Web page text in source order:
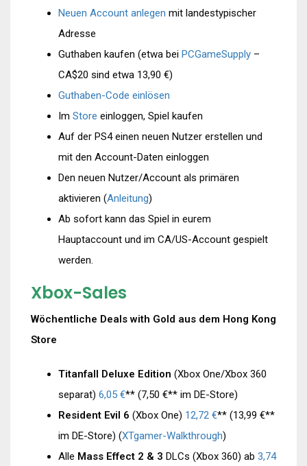
Neuen Account anlegen mit landestypischer
Adresse
Guthaben kaufen (etwa bei PCGameSupply –
CA$20 sind etwa 13,90 €)
Guthaben-Code einlösen
Im Store einloggen, Spiel kaufen
Auf der PS4 einen neuen Nutzer erstellen und
mit den Account-Daten einloggen
Den neuen Nutzer/Account als primären
aktivieren (Anleitung)
Ab sofort kann das Spiel in eurem
Hauptaccount und im CA/US-Account gespielt
werden.
Xbox-Sales
Wöchentliche Deals with Gold aus dem Hong Kong
Store
Titanfall Deluxe Edition (Xbox One/Xbox 360
separat) 6,05 €** (7,50 €** im DE-Store)
Resident Evil 6 (Xbox One) 12,72 €** (13,99 €**
im DE-Store) (XTgamer-Walkthrough)
Alle Mass Effect 2 & 3 DLCs (Xbox 360) ab 3,74